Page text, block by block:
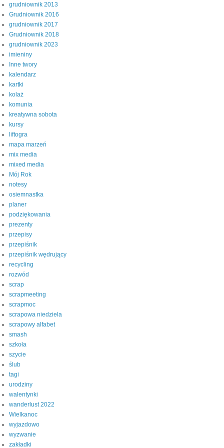
grudniownik 2013
Grudniownik 2016
grudniownik 2017
Grudniownik 2018
grudniownik 2023
imieniny
Inne twory
kalendarz
kartki
kolaż
komunia
kreatywna sobota
kursy
liftogra
mapa marzeń
mix media
mixed media
Mój Rok
notesy
osiemnastka
planer
podziękowania
prezenty
przepisy
przepiśnik
przepiśnik wędrujący
recycling
rozwód
scrap
scrapmeeting
scrapmoc
scrapowa niedziela
scrapowy alfabet
smash
szkoła
szycie
ślub
tagi
urodziny
walentynki
wanderlust 2022
Wielkanoc
wyjazdowo
wyzwanie
zakładki